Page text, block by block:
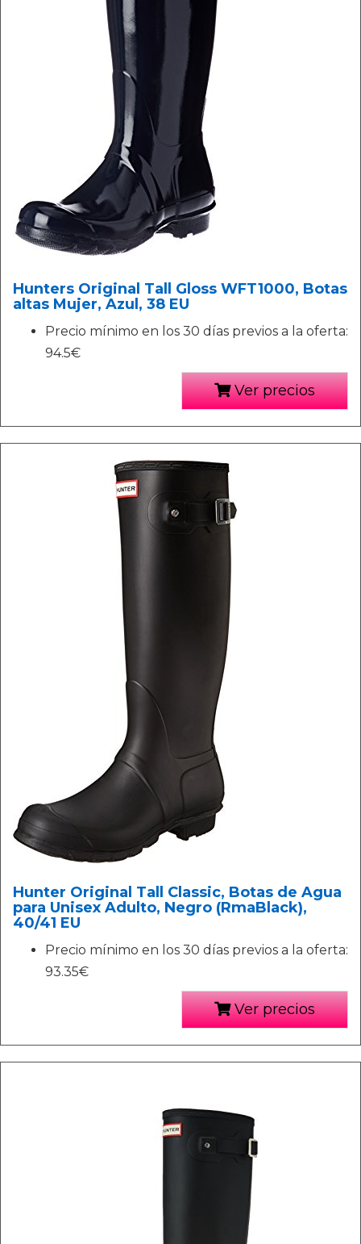
Hunters Original Tall Gloss WFT1000, Botas
altas Mujer, Azul, 38 EU
Precio mínimo en los 30 días previos a la oferta:
94.5€
Ver precios
Hunter Original Tall Classic, Botas de Agua
para Unisex Adulto, Negro (RmaBlack),
40/41 EU
Precio mínimo en los 30 días previos a la oferta:
93.35€
Ver precios